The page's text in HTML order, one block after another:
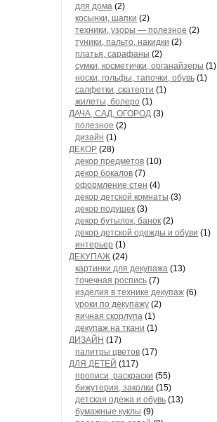
для дома (2)
косынки, шапки (2)
техники, узоры — полезное (2)
туники, пальто, накидки (2)
платья, сарафаны (2)
сумки, косметички, органайзеры (1)
носки, гольфы, тапочки, обувь (1)
салфетки, скатерти (1)
жилеты, болеро (1)
ДАЧА, САД, ОГОРОД (3)
полезное (2)
дизайн (1)
ДЕКОР (28)
декор предметов (10)
декор бокалов (7)
оформление стен (4)
декор детской комнаты (3)
декор подушек (3)
декор бутылок, банок (2)
декор детской одежды и обуви (1)
интерьер (1)
ДЕКУПАЖ (24)
картинки для декупажа (13)
точечная роспись (7)
изделия в технике декупаж (6)
уроки по декупажу (2)
яичная скорлупа (1)
декупаж на ткани (1)
ДИЗАЙН (17)
палитры цветов (17)
ДЛЯ ДЕТЕЙ (117)
прописи, раскраски (55)
бижутерия, заколки (15)
детская одежа и обувь (13)
бумажные куклы (9)